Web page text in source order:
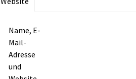
Name, E-
Mail-
Adresse
und